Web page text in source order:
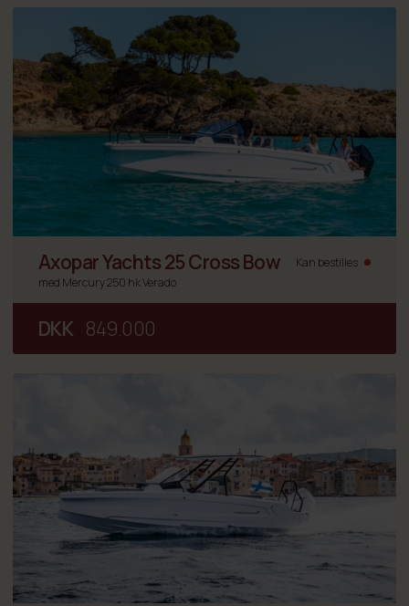
Axopar Yachts 25 Cross Bow
Kan bestilles
med Mercury 250 hk Verado
DKK 849.000